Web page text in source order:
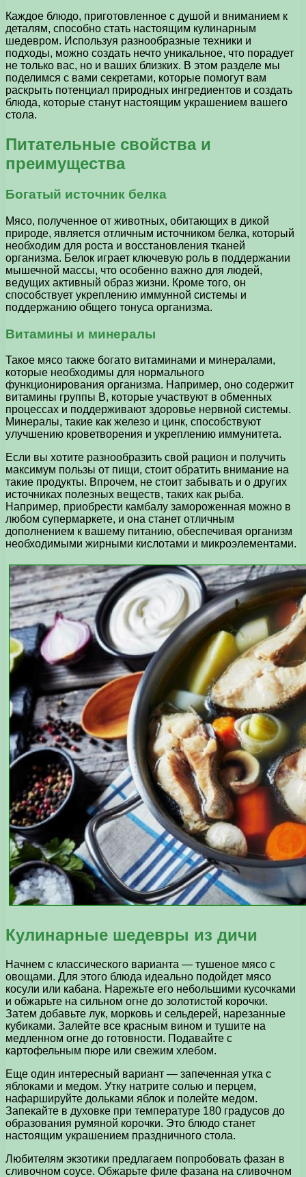
Каждое блюдо, приготовленное с душой и вниманием к
деталям, способно стать настоящим кулинарным
шедевром. Используя разнообразные техники и
подходы, можно создать нечто уникальное, что порадует
не только вас, но и ваших близких. В этом разделе мы
поделимся с вами секретами, которые помогут вам
раскрыть потенциал природных ингредиентов и создать
блюда, которые станут настоящим украшением вашего
стола.
Питательные свойства и
преимущества
Богатый источник белка
Мясо, полученное от животных, обитающих в дикой
природе, является отличным источником белка, который
необходим для роста и восстановления тканей
организма. Белок играет ключевую роль в поддержании
мышечной массы, что особенно важно для людей,
ведущих активный образ жизни. Кроме того, он
способствует укреплению иммунной системы и
поддержанию общего тонуса организма.
Витамины и минералы
Такое мясо также богато витаминами и минералами,
которые необходимы для нормального
функционирования организма. Например, оно содержит
витамины группы B, которые участвуют в обменных
процессах и поддерживают здоровье нервной системы.
Минералы, такие как железо и цинк, способствуют
улучшению кроветворения и укреплению иммунитета.
Если вы хотите разнообразить свой рацион и получить
максимум пользы от пищи, стоит обратить внимание на
такие продукты. Впрочем, не стоит забывать и о других
источниках полезных веществ, таких как рыба.
Например, приобрести камбалу замороженная можно в
любом супермаркете, и она станет отличным
дополнением к вашему питанию, обеспечивая организм
необходимыми жирными кислотами и микроэлементами.
Кулинарные шедевры из дичи
Начнем с классического варианта — тушеное мясо с
овощами. Для этого блюда идеально подойдет мясо
косули или кабана. Нарежьте его небольшими кусочками
и обжарьте на сильном огне до золотистой корочки.
Затем добавьте лук, морковь и сельдерей, нарезанные
кубиками. Залейте все красным вином и тушите на
медленном огне до готовности. Подавайте с
картофельным пюре или свежим хлебом.
Еще один интересный вариант — запеченная утка с
яблоками и медом. Утку натрите солью и перцем,
нафаршируйте дольками яблок и полейте медом.
Запекайте в духовке при температуре 180 градусов до
образования румяной корочки. Это блюдо станет
настоящим украшением праздничного стола.
Любителям экзотики предлагаем попробовать фазан в
сливочном соусе. Обжарьте филе фазана на сливочном